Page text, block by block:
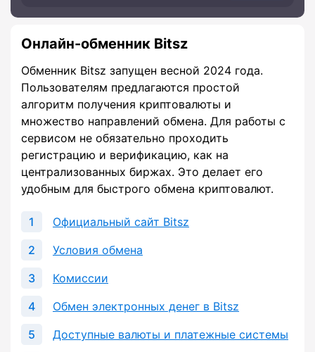
Онлайн-обменник Bitsz
Обменник Bitsz запущен весной 2024 года.
Пользователям предлагаются простой
алгоритм получения криптовалюты и
множество направлений обмена. Для работы с
сервисом не обязательно проходить
регистрацию и верификацию, как на
централизованных биржах. Это делает его
удобным для быстрого обмена криптовалют.
Официальный сайт Bitsz
Условия обмена
Комиссии
Обмен электронных денег в Bitsz
Доступные валюты и платежные системы